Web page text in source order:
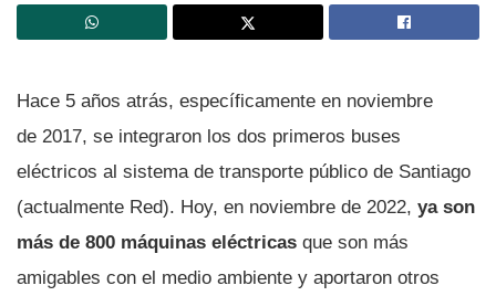
Hace 5 años atrás, específicamente en noviembre
de 2017, se integraron los dos primeros buses
eléctricos al sistema de transporte público de Santiago
(actualmente Red). Hoy, en noviembre de 2022, ya son
más de 800 máquinas eléctricas que son más
amigables con el medio ambiente y aportaron otros